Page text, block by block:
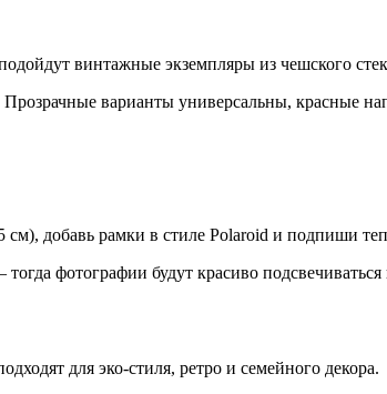
винтажные экземпляры из чешского
варианты универсальны, красные
добавь рамки в стиле Polaroid и подпиши
фотографии будут красиво
для эко-стиля, ретро и семейного декора.